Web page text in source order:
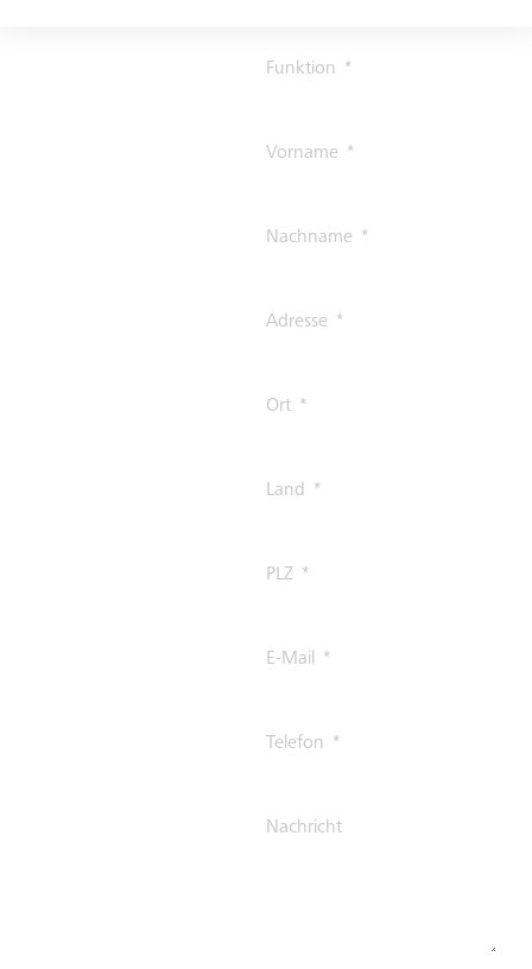
Funktion
Vorname
Nachname
Adresse
Ort
Land
PLZ
E-Mail
Telefon
Nachricht